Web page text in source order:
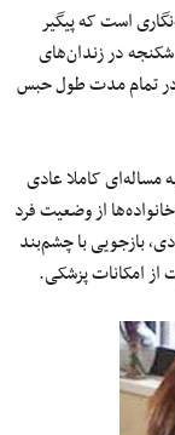
است که پیگیر
سال ۸۸ بوده٬ در مورد شکنجه در زندان‌های
تمام مدت طول حبس
مساله‌ای کاملا عادی
از وضعیت فرد
زندانی٬ نگاه داشتن طولانی‌مدت فرد در سلول‌های انفرادی٬ بازجویی با چشم‌بند